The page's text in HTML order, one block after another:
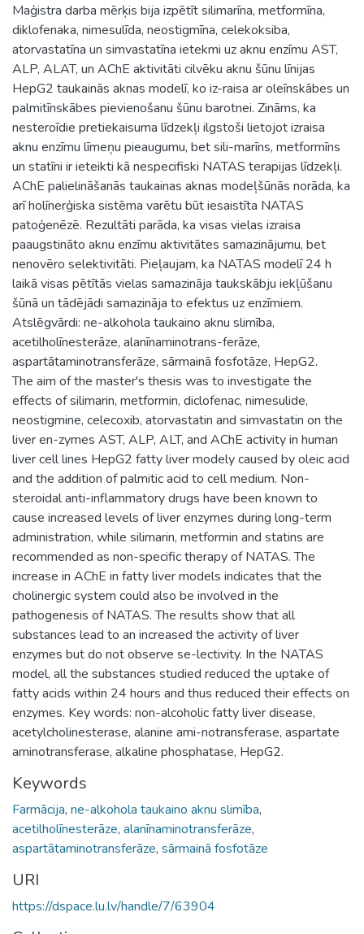
Maģistra darba mērķis bija izpētīt silimarīna, metformīna,
diklofenaka, nimesulīda, neostigmīna, celekoksiba,
atorvastatīna un simvastatīna ietekmi uz aknu enzīmu AST,
ALP, ALAT, un AChE aktivitāti cilvēku aknu šūnu līnijas
HepG2 taukainās aknas modelī, ko iz-raisa ar oleīnskābes un
palmitīnskābes pievienošanu šūnu barotnei. Zināms, ka
nesteroīdie pretiekaisuma līdzekļi ilgstoši lietojot izraisa
aknu enzīmu līmeņu pieaugumu, bet sili-marīns, metformīns
un statīni ir ieteikti kā nespecifiski NATAS terapijas līdzekļi.
AChE palielināšanās taukainas aknas modeļšūnās norāda, ka
arī holīnerģiska sistēma varētu būt iesaistīta NATAS
patoģenēzē. Rezultāti parāda, ka visas vielas izraisa
paaugstināto aknu enzīmu aktivitātes samazinājumu, bet
nenovēro selektivitāti. Pieļaujam, ka NATAS modelī 24 h
laikā visas pētītās vielas samazināja taukskābju iekļūšanu
šūnā un tādējādi samazināja to efektus uz enzīmiem.
Atslēgvārdi: ne-alkohola taukaino aknu slimība,
acetilholīnesterāze, alanīnaminotrans-ferāze,
aspartātaminotransferāze, sārmainā fosfotāze, HepG2.
The aim of the master's thesis was to investigate the
effects of silimarin, metformin, diclofenac, nimesulide,
neostigmine, celecoxib, atorvastatin and simvastatin on the
liver en-zymes AST, ALP, ALT, and AChE activity in human
liver cell lines HepG2 fatty liver modely caused by oleic acid
and the addition of palmitic acid to cell medium. Non-
steroidal anti-inflammatory drugs have been known to
cause increased levels of liver enzymes during long-term
administration, while silimarin, metformin and statins are
recommended as non-specific therapy of NATAS. The
increase in AChE in fatty liver models indicates that the
cholinergic system could also be involved in the
pathogenesis of NATAS. The results show that all
substances lead to an increased the activity of liver
enzymes but do not observe se-lectivity. In the NATAS
model, all the substances studied reduced the uptake of
fatty acids within 24 hours and thus reduced their effects on
enzymes. Key words: non-alcoholic fatty liver disease,
acetylcholinesterase, alanine ami-notransferase, aspartate
aminotransferase, alkaline phosphatase, HepG2.
Keywords
Farmācija, ne-alkohola taukaino aknu slimība,
acetilholīnesterāze, alanīnaminotransferāze,
aspartātaminotransferāze, sārmainā fosfotāze
URI
https://dspace.lu.lv/handle/7/63904